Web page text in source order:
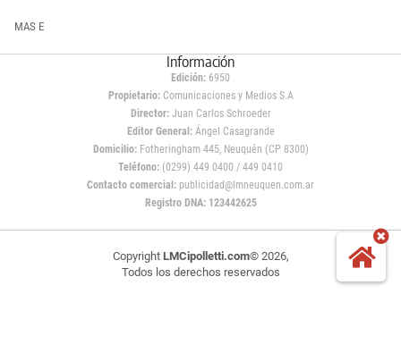
MAS E
Información
Edición: 6950
Propietario:Comunicaciones y Medios S.A
Director: Juan Carlos Schroeder
Editor General:Ángel Casagrande
Domicilio:Fotheringham 445, Neuquén (CP 8300)
Teléfono: (0299) 449 0400 / 449 0410
Contacto comercial: publicidad@lmneuquen.com.ar
Registro DNA: 123442625
Copyright LMCipolletti.com© 2026,
Todos los derechos reservados